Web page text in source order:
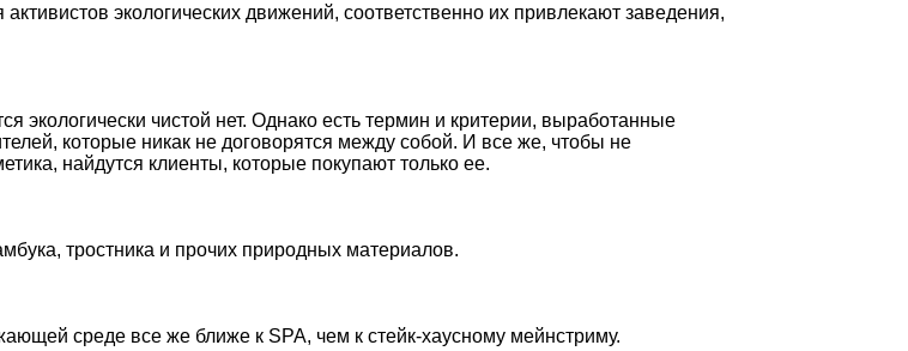
экологических движений, соответственно их привлекают заведения,
экологически чистой нет. Однако есть термин и критерии, выработанные
которые никак не договорятся между собой. И все же, чтобы не
найдутся клиенты, которые покупают только ее.
тростника и прочих природных материалов.
среде все же ближе к SPA, чем к стейк-хаусному мейнстриму.